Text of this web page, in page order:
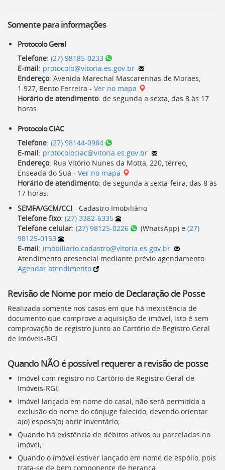
Somente para informações
Protocolo Geral
Telefone: (27) 98185-0233
E-mail: protocolo@vitoria.es.gov.br
Endereço: Avenida Marechal Mascarenhas de Moraes,
1.927, Bento Ferreira - Ver no mapa
Horário de atendimento: de segunda a sexta, das 8 às 17
horas.
ProtocoloCIAC
Telefone: (27) 98144-0984
E-mail: protocolociac@vitoria.es.gov.br
Endereço: Rua Vitório Nunes da Motta, 220, térreo,
Enseada do Suá - Ver no mapa
Horário de atendimento: de segunda a sexta-feira, das 8 às
17 horas.
SEMFA/GCM/CCI - Cadastro Imobiliário
Telefone fixo: (27) 3382-6335
Telefone celular: (27) 98125-0226 (WhatsApp) e (27)
98125-0153
E-mail: imobiliario.cadastro@vitoria.es.gov.br
Atendimento presencial mediante prévio agendamento:
Agendar atendimento
Revisão de Nome por meio de Declaração de Posse
Realizada somente nos casos em que há inexistência de
documento que comprove a aquisição de imóvel, isto é sem
comprovação de registro junto ao Cartório de Registro Geral
de Imóveis-RGI
Quando NÃO é possível requerer a revisão de posse
Imóvel com registro no Cartório de Registro Geral de
Imóveis-RGI;
Imóvel lançado em nome do casal, não será permitida a
exclusão do nome do cônjuge falecido, devendo orientar
a(o) esposa(o) abrir inventário;
Quando há existência de débitos ativos ou parcelados no
imóvel;
Quando o imóvel estiver lançado em nome de espólio, pois
trata-se de bem componente de herança.